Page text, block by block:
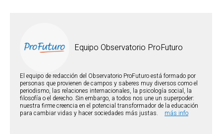
Equipo Observatorio ProFuturo
El equipo de redacción del Observatorio ProFuturo está formado por
personas que provienen de campos y saberes muy diversos como el
periodismo, las relaciones internacionales, la psicología social, la
filosofía o el derecho. Sin embargo, a todos nos une un superpoder:
nuestra firme creencia en el potencial transformador de la educación
para cambiar vidas y hacer sociedades más justas.
más info